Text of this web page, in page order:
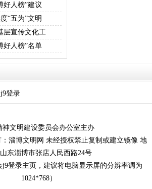
好人榜”建议
“五为”文明
层宣传文化工
好人榜”名单
登录
神文明建设委员会办公室主办
淄博文明网 未经授权禁止复制或建立镜像 地
东淄博市张店人民西路24号
j9登录主页，建议将电脑显示屏的分辨率调为
1024*768）